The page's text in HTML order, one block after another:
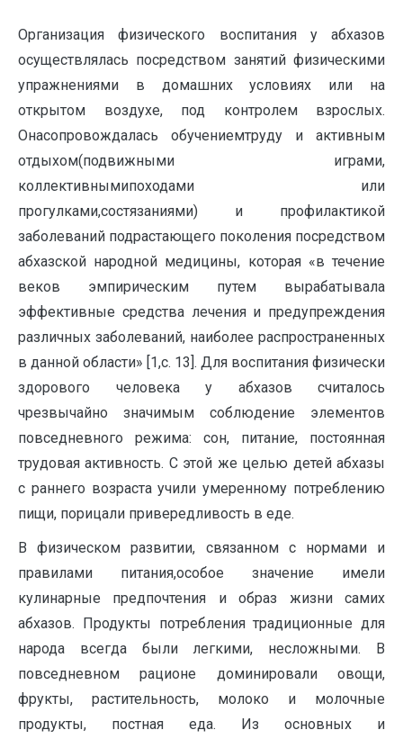
Организация физического воспитания у абхазов
осуществлялась посредством занятий физическими
упражнениями в домашних условиях или на
открытом воздухе, под контролем взрослых.
Онасопровождалась обучениемтруду и активным
отдыхом(подвижными играми,
коллективнымипоходами или
прогулками,состязаниями) и профилактикой
заболеваний подрастающего поколения посредством
абхазской народной медицины, которая «в течение
веков эмпирическим путем вырабатывала
эффективные средства лечения и предупреждения
различных заболеваний, наиболее распространенных
в данной области» [1,с. 13]. Для воспитания физически
здорового человека у абхазов считалось
чрезвычайно значимым соблюдение элементов
повседневного режима: сон, питание, постоянная
трудовая активность. С этой же целью детей абхазы
с раннего возраста учили умеренному потреблению
пищи, порицали привередливость в еде.
В физическом развитии, связанном с нормами и
правилами питания,особое значение имели
кулинарные предпочтения и образ жизни самих
абхазов. Продукты потребления традиционные для
народа всегда были легкими, несложными. В
повседневном рационе доминировали овощи,
фрукты, растительность, молоко и молочные
продукты, постная еда. Из основных и